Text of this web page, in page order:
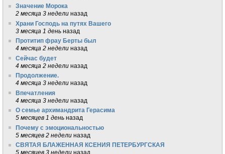
Значение Морока
2 месяца 3 недели назад
Храни Господь на путях Вашего
3 месяца 1 день назад
Протитип фрау Берты был
4 месяца 2 недели назад
Сейчас будет
4 месяца 2 недели назад
Продолжение.
4 месяца 3 недели назад
Впечатления
4 месяца 3 недели назад
О семье архимандрита Герасима
5 месяцев 1 день назад
Почему с эмоциональностью
5 месяцев 2 недели назад
СВЯТАЯ БЛАЖЕННАЯ КСЕНИЯ ПЕТЕРБУРГСКАЯ
5 месяцев 3 недели назад